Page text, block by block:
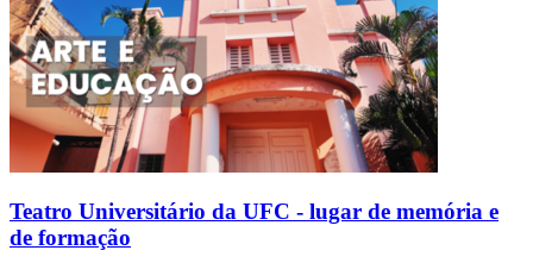
Teatro Universitário da UFC - lugar de memória e
de formação